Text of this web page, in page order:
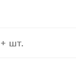
8+ шт.